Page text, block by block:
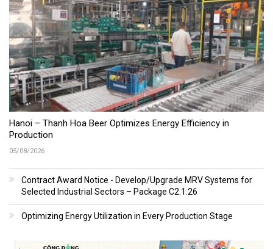
Hanoi – Thanh Hoa Beer Optimizes Energy Efficiency in
Production
05/08/2026
Contract Award Notice - Develop/Upgrade MRV Systems for
Selected Industrial Sectors – Package C2.1.26
Optimizing Energy Utilization in Every Production Stage